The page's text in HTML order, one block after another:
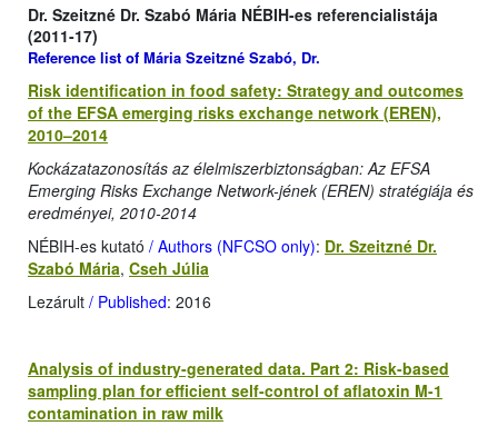
Dr. Szeitzné Dr. Szabó Mária NÉBIH-es referencialistája
(2011-17)
Reference list of Mária Szeitzné Szabó, Dr.
Risk identification in food safety: Strategy and outcomes
of the EFSA emerging risks exchange network (EREN),
2010–2014
Kockázatazonosítás az élelmiszerbiztonságban: Az EFSA
Emerging Risks Exchange Network-jének (EREN) stratégiája és
eredményei, 2010-2014
NÉBIH-es kutató / Authors (NFCSO only): Dr. Szeitzné Dr.
Szabó Mária, Cseh Júlia
Lezárult / Published: 2016
Analysis of industry-generated data. Part 2: Risk-based
sampling plan for efficient self-control of aflatoxin M-1
contamination in raw milk